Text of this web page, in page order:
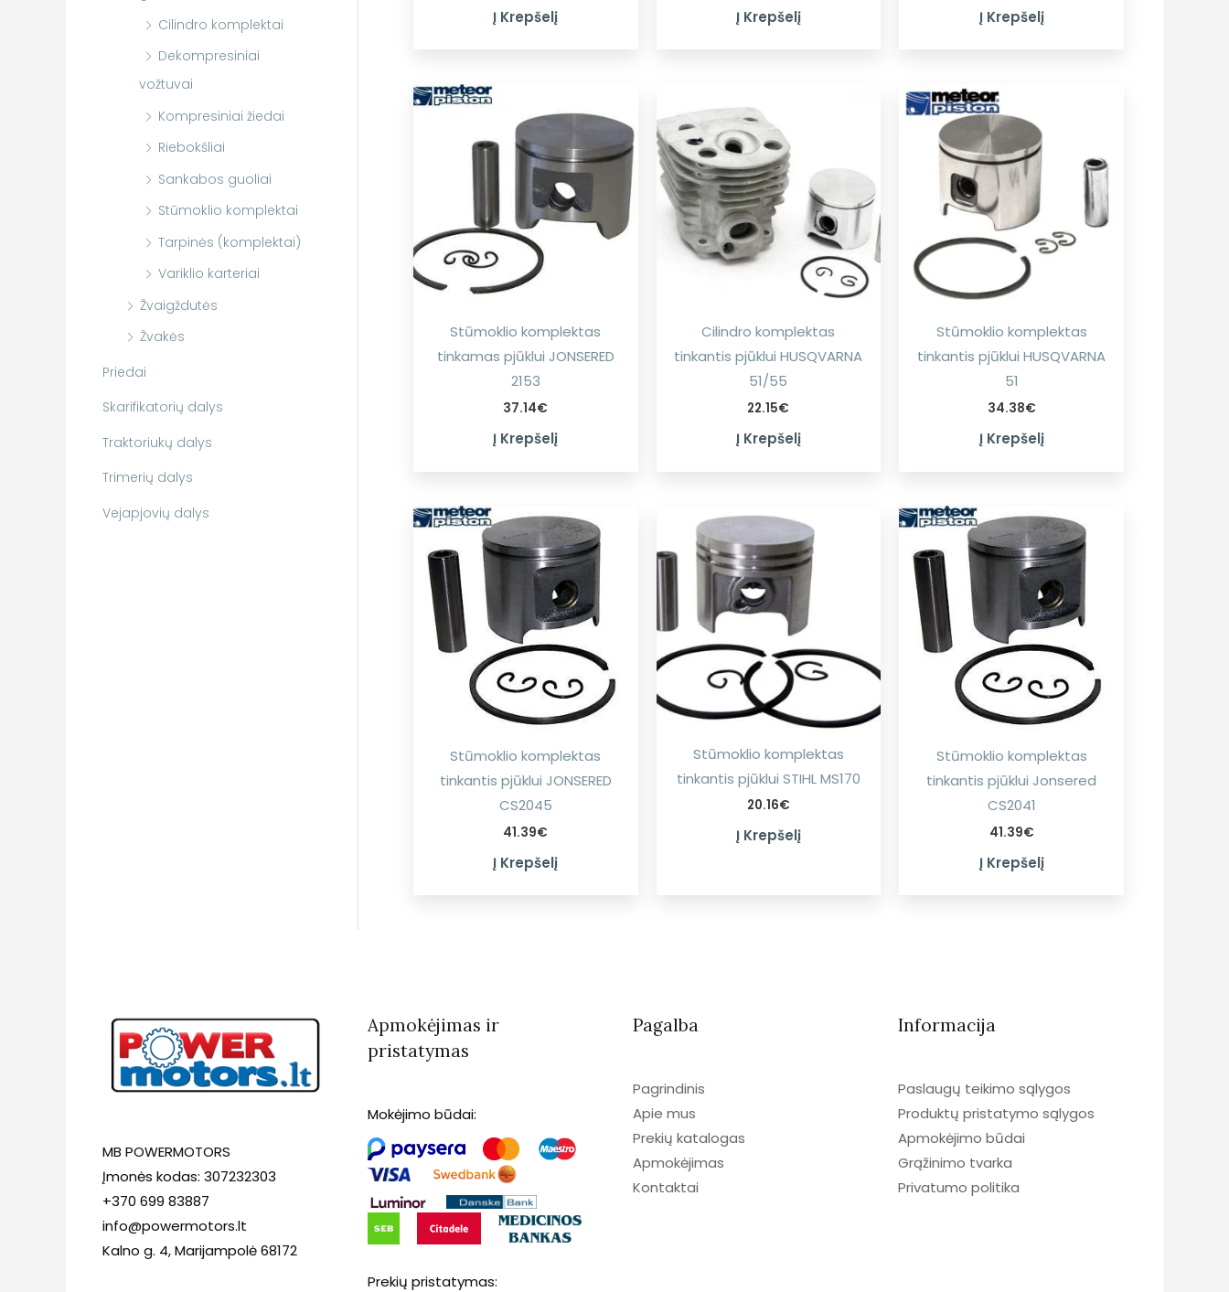
Cilindro komplektai
Dekompresiniai
vožtuvai
Kompresiniai žiedai
Riebokšliai
Sankabos guoliai
Stūmoklio komplektai
Tarpinės (komplektai)
Variklio karteriai
Žvaigždutės
Žvakės
Priedai
Skarifikatorių dalys
Traktoriukų dalys
Trimerių dalys
Vejapjovių dalys
Į Krepšelį Į Krepšelį Į Krepšelį
Stūmoklio komplektas
tinkamas pjūklui JONSERED
2153
37.14€
Į Krepšelį
Cilindro komplektas
tinkantis pjūklui HUSQVARNA
51/55
22.15€
Į Krepšelį
Stūmoklio komplektas
tinkantis pjūklui HUSQVARNA
51
34.38€
Į Krepšelį
Stūmoklio komplektas
tinkantis pjūklui JONSERED
CS2045
41.39€
Į Krepšelį
Stūmoklio komplektas
tinkantis pjūklui STIHL MS170
20.16€
Į Krepšelį
Stūmoklio komplektas
tinkantis pjūklui Jonsered
CS2041
41.39€
Į Krepšelį
MB POWERMOTORS
Įmonės kodas: 307232303
+370 699 83887
info@powermotors.lt
Kalno g. 4, Marijampolė 68172
Apmokėjimas ir
pristatymas
Mokėjimo būdai:
Prekių pristatymas:
Pagalba
Pagrindinis
Apie mus
Prekių katalogas
Apmokėjimas
Kontaktai
Informacija
Paslaugų teikimo sąlygos
Produktų pristatymo sąlygos
Apmokėjimo būdai
Grąžinimo tvarka
Privatumo politika